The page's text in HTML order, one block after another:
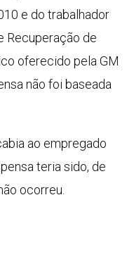
e do trabalhador
Recuperação de
oferecido pela GM
não foi baseada
ao empregado
teria sido, de
ocorreu.